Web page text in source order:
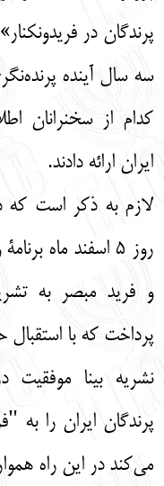
پرندگان در
سه سال آینده
کدام از سخنرانان
ایران ارائه دادند.
لازم به ذکر است که
روز 5 اسفند ماه
و فرید مبصر به
پرداخت که با
نشریه بینا موفقیت
پرندگان ایران را به
می‌کند در این راه